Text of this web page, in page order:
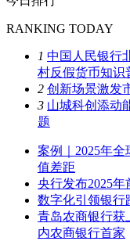
RANKING TODAY
1 中国人民银行
村反假货币知识
2 创新场景激发
3 山城科创添动
题
案例｜2025年
值差距
央行发布2025
数字化引领银行
青岛农商银行获
内农商银行首家